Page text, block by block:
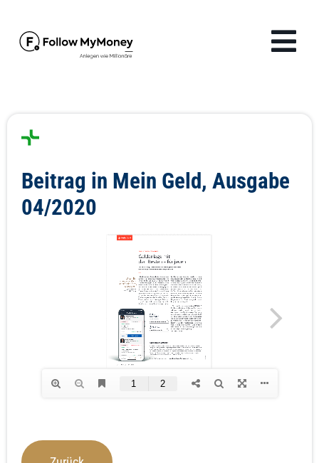
Inhalt
Lösungen
Finanzwissen
Beitrag in Mein Geld, Ausgabe
04/2020